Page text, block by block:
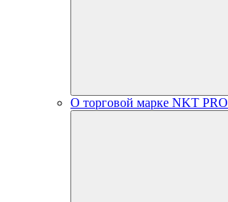
О торговой марке NKT PRO